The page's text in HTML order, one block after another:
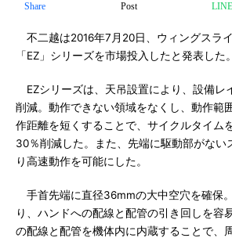
Share Post LINE
不二越は2016年7月20日、ウィングスラ
「EZ」シリーズを市場投入したと発表した。
EZシリーズは、天吊設置により、設備レ
削減。動作できない領域をなくし、動作範
作距離を短くすることで、サイクルタイム
30％削減した。また、先端に駆動部がない
り高速動作を可能にした。
手首先端に直径36mmの大中空穴を確保
り、ハンドへの配線と配管の引き回しを容
の配線と配管を機体内に内蔵することで、